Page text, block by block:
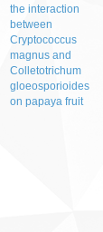
the interaction
between
Cryptococcus
magnus and
Colletotrichum
gloeosporioides
on papaya fruit